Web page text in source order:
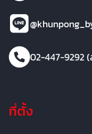
02-447-9292
ที่ตั้ง